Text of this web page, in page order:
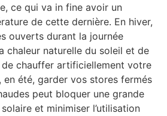
ce qui va in fine avoir un
de cette dernière. En hiver,
ouverts durant la journée
chaleur naturelle du soleil et de
de chauffer artificiellement votre
en été, garder vos stores fermés
peut bloquer une grande
et minimiser l’utilisation